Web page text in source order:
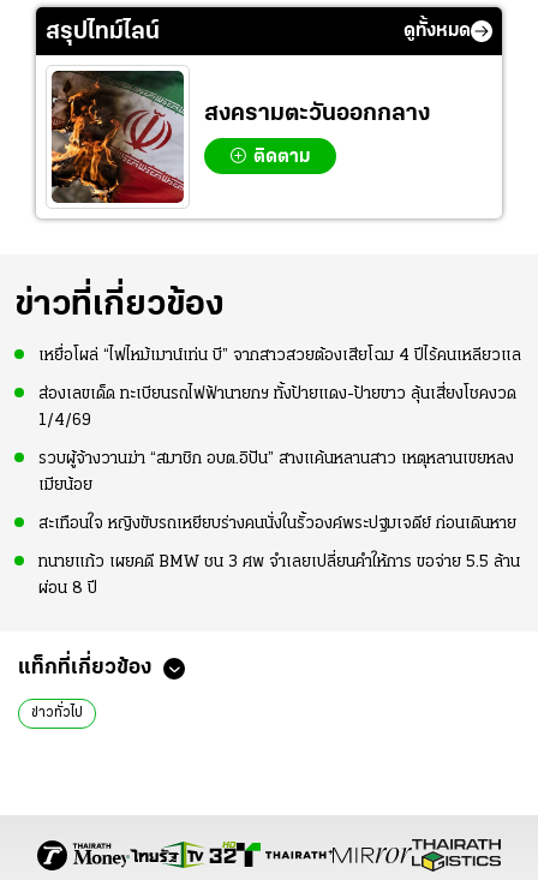
สรุปไทม์ไลน์ ดูทั้งหมด
สงครามตะวันออกกลาง
ติดตาม
ข่าวที่เกี่ยวข้อง
เหยื่อโผล่ “ไฟไหม้เมาน์เท่น บี” จากสาวสวยต้องเสียโฉม 4 ปีไร้คนเหลียวแล
ส่องเลขเด็ด ทะเบียนรถไฟฟ้านายกฯ ทั้งป้ายแดง-ป้ายขาว ลุ้นเสี่ยงโชคงวด
1/4/69
รวบผู้จ้างวานฆ่า “สมาชิก อบต.อิปัน” สางแค้นหลานสาว เหตุหลานเขยหลง
เมียน้อย
สะเทือนใจ หญิงขับรถเหยียบร่างคนนั่งในรั้วองค์พระปฐมเจดีย์ ก่อนเดินหาย
ทนายแก้ว เผยคดี BMW ชน 3 ศพ จำเลยเปลี่ยนคำให้การ ขอจ่าย 5.5 ล้าน
ผ่อน 8 ปี
แท็กที่เกี่ยวข้อง
ข่าวทั่วไป